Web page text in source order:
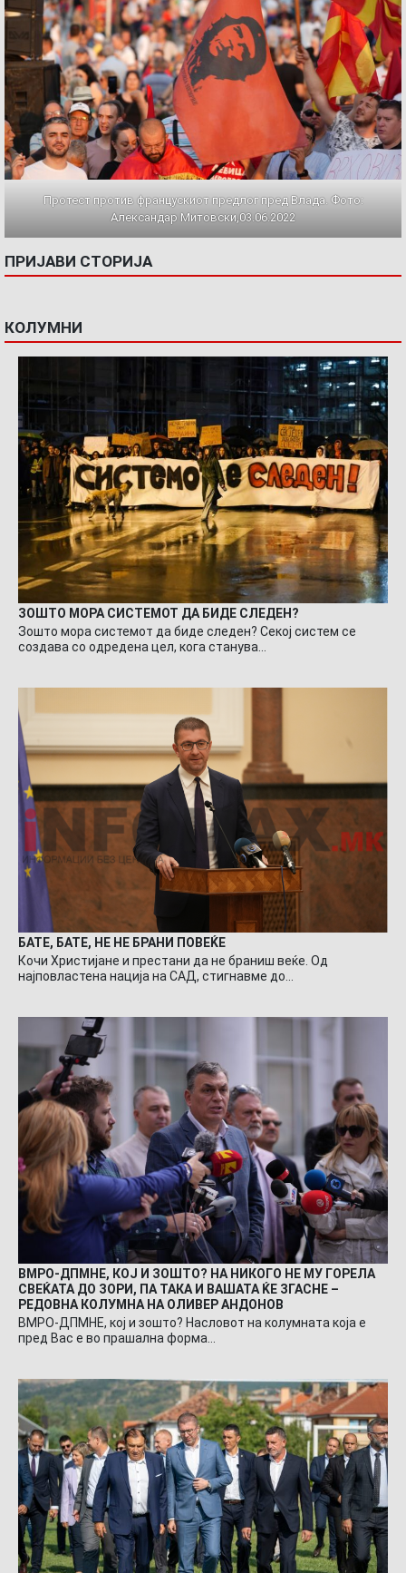
Протест против францускиот предлог пред Влада. Фото:
Александар Митовски,03.06.2022
ПРИЈАВИ СТОРИЈА
КОЛУМНИ
ЗОШТО МОРА СИСТЕМОТ ДА БИДЕ СЛЕДЕН?
Зошто мора системот да биде следен? Секој систем се
создава со одредена цел, кога станува…
БАТЕ, БАТЕ, НЕ НЕ БРАНИ ПОВЕЌЕ
Кочи Христијане и престани да не браниш веќе. Од
најповластена нација на САД, стигнавме до…
ВМРО-ДПМНЕ, КОЈ И ЗОШТО? НА НИКОГО НЕ МУ ГОРЕЛА
СВЕЌАТА ДО ЗОРИ, ПА ТАКА И ВАШАТА ЌЕ ЗГАСНЕ –
РЕДОВНА КОЛУМНА НА ОЛИВЕР АНДОНОВ
ВМРО-ДПМНЕ, кој и зошто? Насловот на колумната која е
пред Вас е во прашална форма…